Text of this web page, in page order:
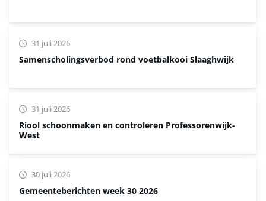
Samenscholingsverbod rond voetbalkooi Slaaghwijk
31 juli 2026
Riool schoonmaken en controleren Professorenwijk-
West
31 juli 2026
Gemeenteberichten week 30 2026
30 juli 2026